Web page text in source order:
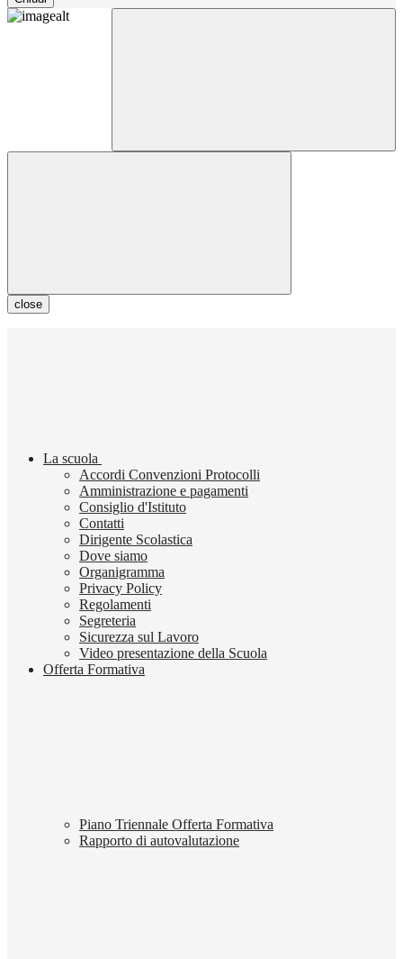
close
La scuola
Accordi Convenzioni Protocolli
Amministrazione e pagamenti
Consiglio d'Istituto
Contatti
Dirigente Scolastica
Dove siamo
Organigramma
Privacy Policy
Regolamenti
Segreteria
Sicurezza sul Lavoro
Video presentazione della Scuola
Offerta Formativa
Piano Triennale Offerta Formativa
Rapporto di autovalutazione